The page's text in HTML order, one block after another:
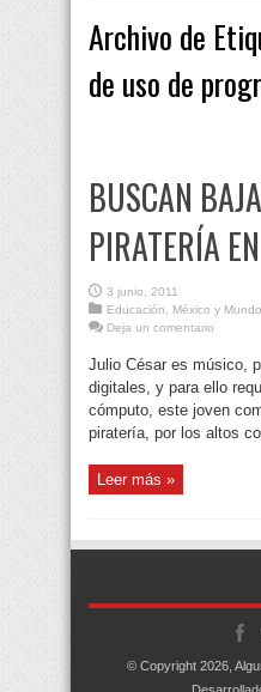
Archivo de
de uso de
BUSCAN
PIRATERÍA
3 junio, 2011
Educación, México y Mundo
Deja un comentario
Julio César es músico,
digitales, y para ello
cómputo, este joven
piratería, por los altos
Leer más »
© Copyright 2026,